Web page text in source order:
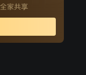
。恶霸邱金贵，
郎，狐假虎威仗
其妻邱大奶奶。
军师，此人贪图
命，胆小无能，